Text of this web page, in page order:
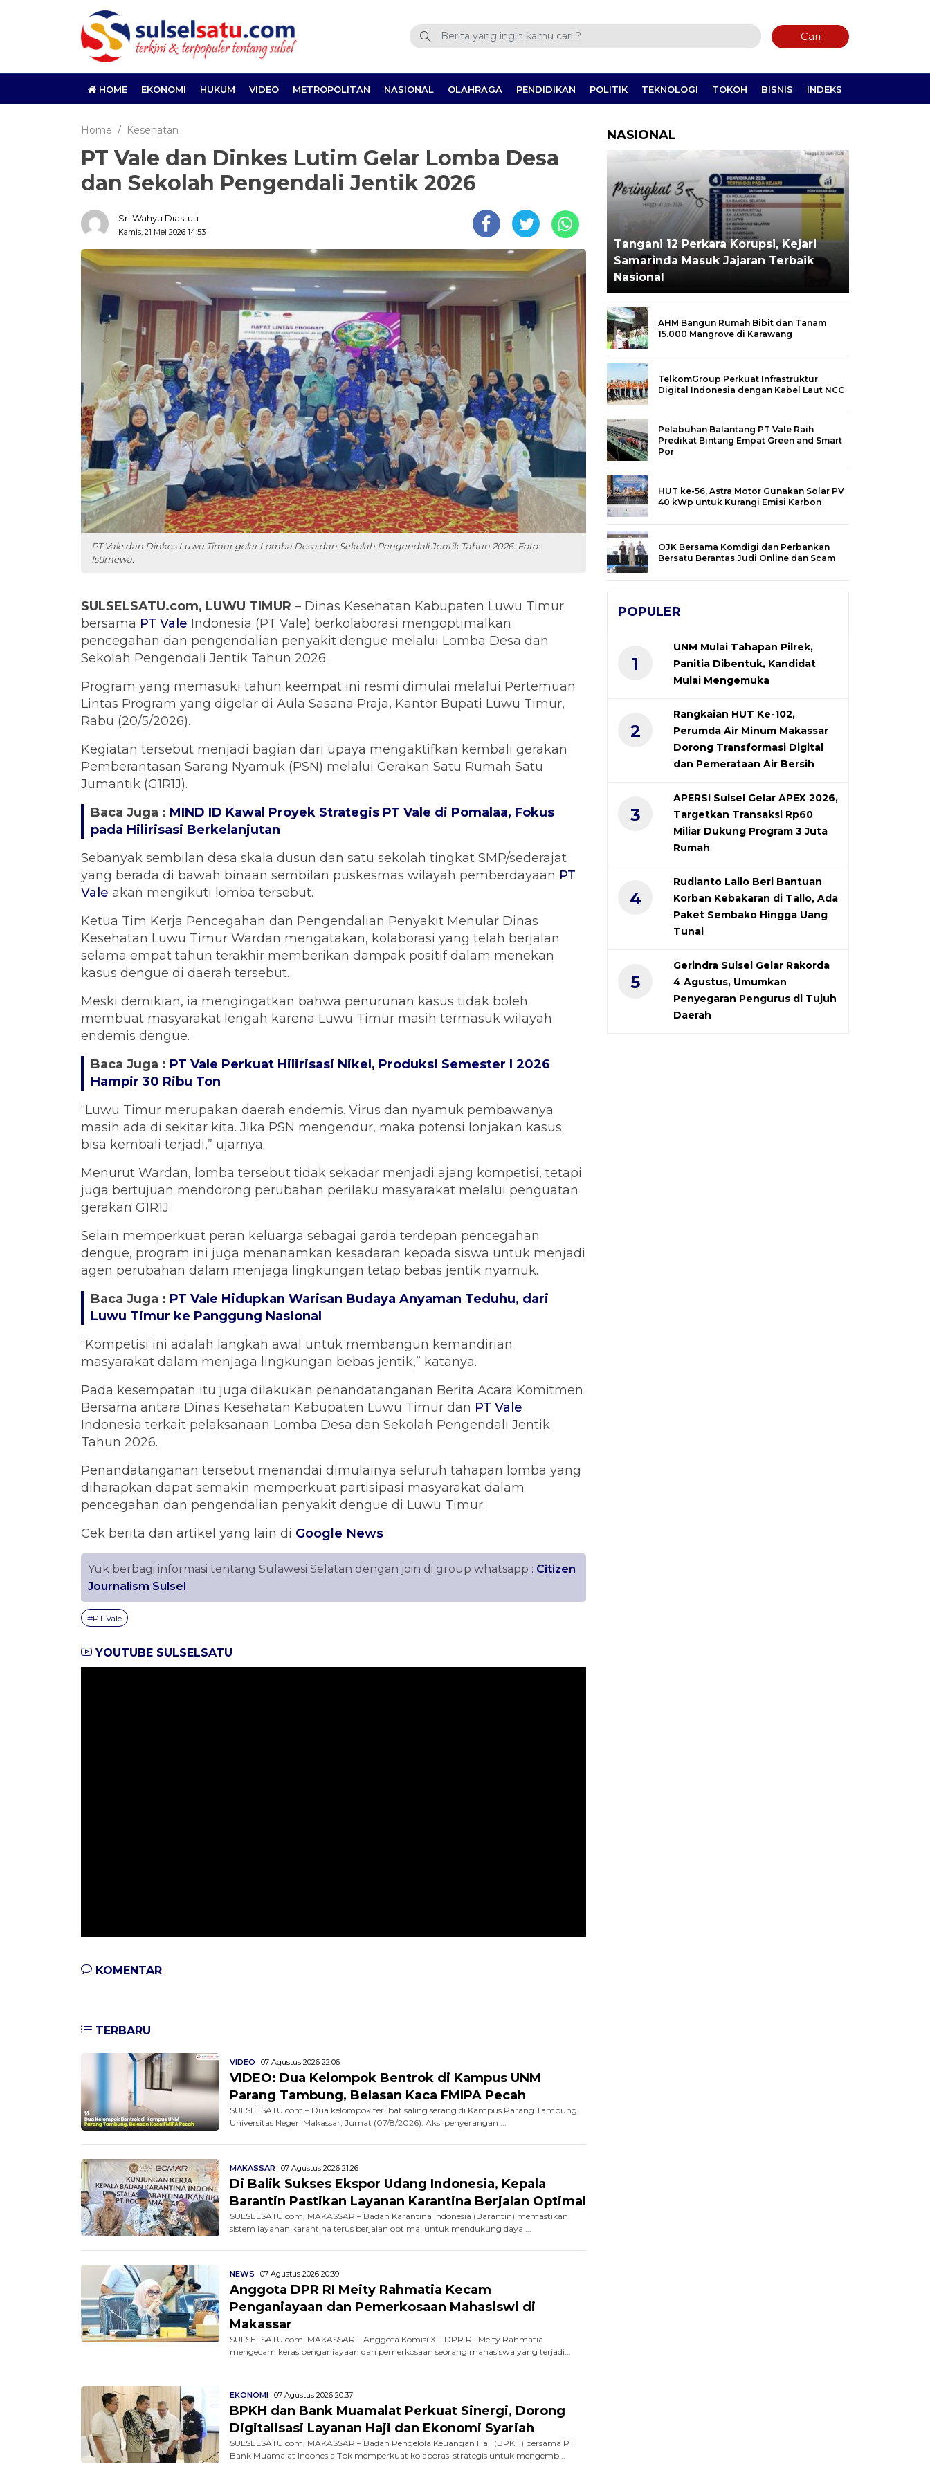
Cari
HOME EKONOMI HUKUM VIDEO METROPOLITAN NASIONAL OLAHRAGA PENDIDIKAN POLITIK TEKNOLOGI TOKOH BISNIS INDEKS
Home Kesehatan
PT Vale dan Dinkes Lutim Gelar Lomba Desa
dan Sekolah Pengendali Jentik 2026
Sri Wahyu Diastuti
Kamis, 21 Mei 2026 14:53
PT Vale dan Dinkes Luwu Timur gelar Lomba Desa dan Sekolah Pengendali Jentik Tahun 2026. Foto:
Istimewa.
SULSELSATU.com, LUWU TIMUR – Dinas Kesehatan Kabupaten Luwu Timur
bersama PT Vale Indonesia (PT Vale) berkolaborasi mengoptimalkan
pencegahan dan pengendalian penyakit dengue melalui Lomba Desa dan
Sekolah Pengendali Jentik Tahun 2026.
Program yang memasuki tahun keempat ini resmi dimulai melalui Pertemuan
Lintas Program yang digelar di Aula Sasana Praja, Kantor Bupati Luwu Timur,
Rabu (20/5/2026).
Kegiatan tersebut menjadi bagian dari upaya mengaktifkan kembali gerakan
Pemberantasan Sarang Nyamuk (PSN) melalui Gerakan Satu Rumah Satu
Jumantik (G1R1J).
Baca Juga : MIND ID Kawal Proyek Strategis PT Vale di Pomalaa, Fokus
pada Hilirisasi Berkelanjutan
Sebanyak sembilan desa skala dusun dan satu sekolah tingkat SMP/sederajat
yang berada di bawah binaan sembilan puskesmas wilayah pemberdayaan PT
Vale akan mengikuti lomba tersebut.
Ketua Tim Kerja Pencegahan dan Pengendalian Penyakit Menular Dinas
Kesehatan Luwu Timur Wardan mengatakan, kolaborasi yang telah berjalan
selama empat tahun terakhir memberikan dampak positif dalam menekan
kasus dengue di daerah tersebut.
Meski demikian, ia mengingatkan bahwa penurunan kasus tidak boleh
membuat masyarakat lengah karena Luwu Timur masih termasuk wilayah
endemis dengue.
Baca Juga : PT Vale Perkuat Hilirisasi Nikel, Produksi Semester I 2026
Hampir 30 Ribu Ton
“Luwu Timur merupakan daerah endemis. Virus dan nyamuk pembawanya
masih ada di sekitar kita. Jika PSN mengendur, maka potensi lonjakan kasus
bisa kembali terjadi,” ujarnya.
Menurut Wardan, lomba tersebut tidak sekadar menjadi ajang kompetisi, tetapi
juga bertujuan mendorong perubahan perilaku masyarakat melalui penguatan
gerakan G1R1J.
Selain memperkuat peran keluarga sebagai garda terdepan pencegahan
dengue, program ini juga menanamkan kesadaran kepada siswa untuk menjadi
agen perubahan dalam menjaga lingkungan tetap bebas jentik nyamuk.
Baca Juga : PT Vale Hidupkan Warisan Budaya Anyaman Teduhu, dari
Luwu Timur ke Panggung Nasional
“Kompetisi ini adalah langkah awal untuk membangun kemandirian
masyarakat dalam menjaga lingkungan bebas jentik,” katanya.
Pada kesempatan itu juga dilakukan penandatanganan Berita Acara Komitmen
Bersama antara Dinas Kesehatan Kabupaten Luwu Timur dan PT Vale
Indonesia terkait pelaksanaan Lomba Desa dan Sekolah Pengendali Jentik
Tahun 2026.
Penandatanganan tersebut menandai dimulainya seluruh tahapan lomba yang
diharapkan dapat semakin memperkuat partisipasi masyarakat dalam
pencegahan dan pengendalian penyakit dengue di Luwu Timur.
Cek berita dan artikel yang lain di Google News
Yuk berbagi informasi tentang Sulawesi Selatan dengan join di group whatsapp : Citizen
Journalism Sulsel
#PT Vale
YOUTUBE SULSELSATU
KOMENTAR
TERBARU
VIDEO 07 Agustus 2026 22:06
VIDEO: Dua Kelompok Bentrok di Kampus UNM
Parang Tambung, Belasan Kaca FMIPA Pecah
SULSELSATU.com – Dua kelompok terlibat saling serang di Kampus Parang Tambung,
Universitas Negeri Makassar, Jumat (07/8/2026). Aksi penyerangan ...
MAKASSAR 07 Agustus 2026 21:26
Di Balik Sukses Ekspor Udang Indonesia, Kepala
Barantin Pastikan Layanan Karantina Berjalan Optimal
SULSELSATU.com, MAKASSAR – Badan Karantina Indonesia (Barantin) memastikan
sistem layanan karantina terus berjalan optimal untuk mendukung daya ...
NEWS 07 Agustus 2026 20:39
Anggota DPR RI Meity Rahmatia Kecam
Penganiayaan dan Pemerkosaan Mahasiswi di
Makassar
SULSELSATU.com, MAKASSAR – Anggota Komisi XIII DPR RI, Meity Rahmatia
mengecam keras penganiayaan dan pemerkosaan seorang mahasiswa yang terjadi...
EKONOMI 07 Agustus 2026 20:37
BPKH dan Bank Muamalat Perkuat Sinergi, Dorong
Digitalisasi Layanan Haji dan Ekonomi Syariah
SULSELSATU.com, MAKASSAR – Badan Pengelola Keuangan Haji (BPKH) bersama PT
Bank Muamalat Indonesia Tbk memperkuat kolaborasi strategis untuk mengemb...
NASIONAL
Tangani 12 Perkara Korupsi, Kejari
Samarinda Masuk Jajaran Terbaik
Nasional
AHM Bangun Rumah Bibit dan Tanam
15.000 Mangrove di Karawang
TelkomGroup Perkuat Infrastruktur
Digital Indonesia dengan Kabel Laut NCC
Pelabuhan Balantang PT Vale Raih
Predikat Bintang Empat Green and Smart
Por
HUT ke-56, Astra Motor Gunakan Solar PV
40 kWp untuk Kurangi Emisi Karbon
OJK Bersama Komdigi dan Perbankan
Bersatu Berantas Judi Online dan Scam
POPULER
1
UNM Mulai Tahapan Pilrek,
Panitia Dibentuk, Kandidat
Mulai Mengemuka
2
Rangkaian HUT Ke-102,
Perumda Air Minum Makassar
Dorong Transformasi Digital
dan Pemerataan Air Bersih
3
APERSI Sulsel Gelar APEX 2026,
Targetkan Transaksi Rp60
Miliar Dukung Program 3 Juta
Rumah
4
Rudianto Lallo Beri Bantuan
Korban Kebakaran di Tallo, Ada
Paket Sembako Hingga Uang
Tunai
5
Gerindra Sulsel Gelar Rakorda
4 Agustus, Umumkan
Penyegaran Pengurus di Tujuh
Daerah